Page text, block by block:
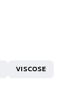
VISCOSE